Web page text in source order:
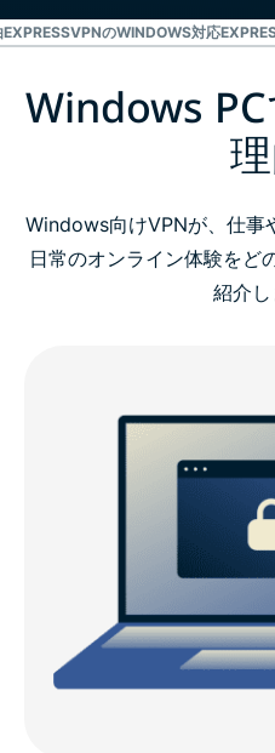
EXPRESSVPNのWINDOWS対応
Windows PCでVPNを使
3ステップでWindowsに
動画ガイド：PCに
ExpressVPNと無料PC
WindowsデバイスにVPN
Windows向け
ExpressVPNに関するユー
Windows PC
Windows向けVPNが、仕事
日常のオンライン体験をど
紹介し